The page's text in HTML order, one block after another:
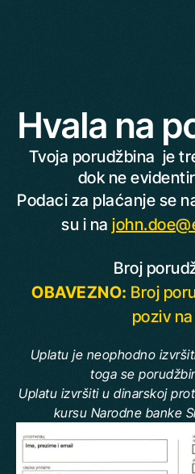
Hvala na
Tvoja porudžbina je
dok ne
Podaci za plaćanje se
su i na
Broj
OBAVEZNO: Broj
poziv
Uplatu je neophodno
toga se
Uplatu izvršiti u dinarskoj
kursu Narodne banke